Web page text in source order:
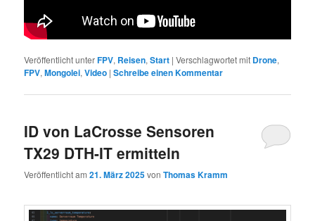
Veröffentlicht unterFPV, Reisen,Start |Verschlagwortet mit Drone,
FPV,Mongolei,Video |Schreibe einen Kommentar
ID von LaCrosse Sensoren
TX29 DTH-IT ermitteln
Veröffentlicht am21. März 2025vonThomas Kramm